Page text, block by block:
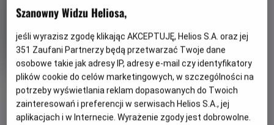
OBSERWUJ
Spider-Man. Całkiem nowy
Oryginalny
tytuł
Spider-Man: Brand New Day Gatunek
Fantasy /
Przygodowy / Akcja
Minimalny
wiek
Od 13 lat
Czas
trwania
145 min
Kraj
i
rok
produkcji
USA (2026)
OCENA HELIOS
8.3
Szanowny Widzu Heliosa,
jeśli wyrazisz zgodę klikając AKCEPTUJĘ, Helios S.A. oraz jej
351 Zaufani Partnerzy będą przetwarzać Twoje dane
osobowe takie jak adresy IP, adresy e-mail czy identyfikatory
plików cookie do celów marketingowych, w szczególności na
potrzeby wyświetlania reklam dopasowanych do Twoich
zainteresowań i preferencji w serwisach Helios S.A., jej
aplikacjach i w Internecie. Wyrażenie zgody jest dobrowolne.